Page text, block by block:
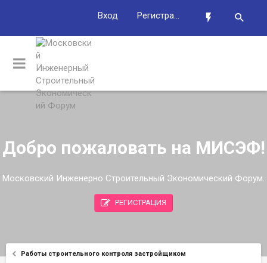
Вход Регистрация
Добро пожаловать на МИСЭФ!
Московский Инженерно Строительный Экономический Форум.
РЕГИСТРАЦИЯ
Работы строительного контроля застройщиком